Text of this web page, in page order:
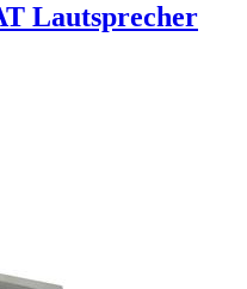
Lautsprecher